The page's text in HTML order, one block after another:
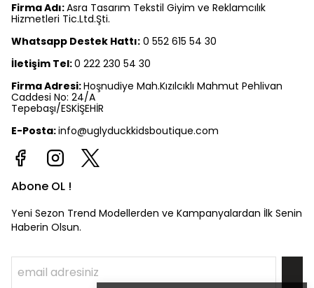
Firma Adı:Asra Tasarım Tekstil Giyim ve Reklamcılık
Hizmetleri Tic.Ltd.Şti.
Whatsapp Destek Hattı: 0 552 615 54 30
İletişim Tel:0 222 230 54 30
Firma Adresi:Hoşnudiye Mah.Kızılcıklı Mahmut Pehlivan
Caddesi No: 24/A
Tepebaşı/ESKİŞEHİR
E-Posta:info@uglyduckkidsboutique.com
Abone OL !
Yeni Sezon Trend Modellerden ve Kampanyalardan İlk Senin
Haberin Olsun.